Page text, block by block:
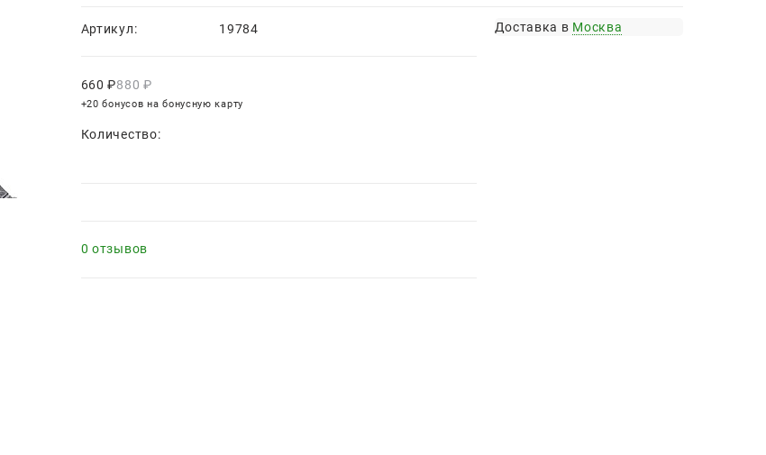
Артикул: 19784
880 ₽
660 ₽
+20 бонусов на бонусную карту
Количество:
0 отзывов
Доставка в Москва